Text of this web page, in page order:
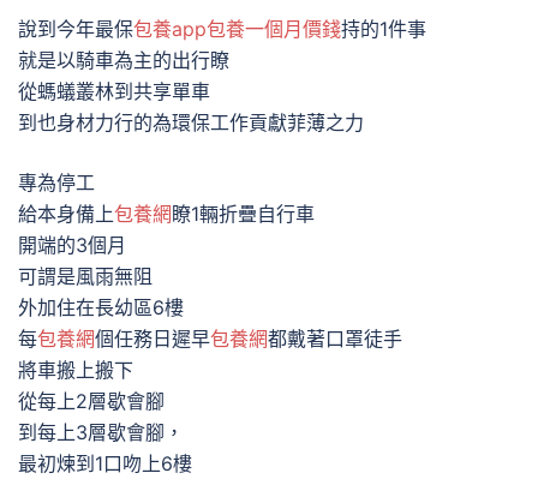
說到今年最保包養app包養一個月價錢持的1件事
就是以騎車為主的出行瞭
從螞蟻叢林到共享單車
到也身材力行的為環保工作貢獻菲薄之力
專為停工
給本身備上包養網 瞭1輛折疊自行車
開端的3個月
可謂是風雨無阻
外加住在長幼區6樓
每包養網個任務日遲早包養網都戴著口罩徒手
將車搬上搬下
從每上2層歇會腳
到每上3層歇會腳，
最初煉到1口吻上6樓